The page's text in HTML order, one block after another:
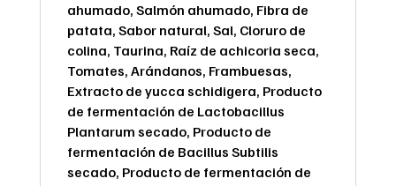
ahumado, Salmón ahumado, Fibra de
patata, Sabor natural, Sal, Cloruro de
colina, Taurina, Raíz de achicoria seca,
Tomates, Arándanos, Frambuesas,
Extracto de yucca schidigera, Producto
de fermentación de Lactobacillus
Plantarum secado, Producto de
fermentación de Bacillus Subtilis
secado, Producto de fermentación de